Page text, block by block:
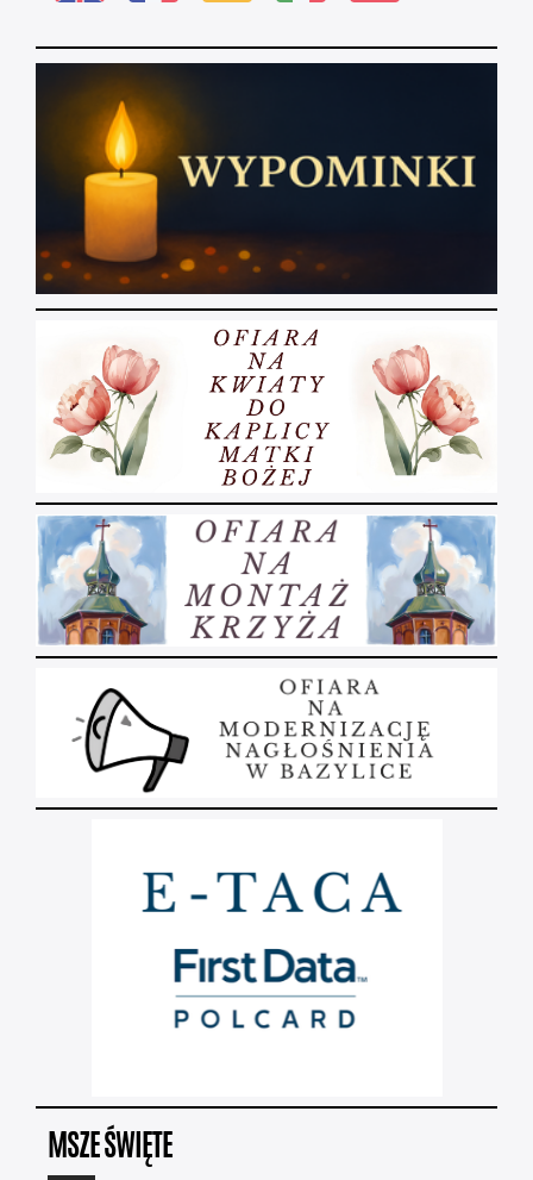
MSZE ŚWIĘTE